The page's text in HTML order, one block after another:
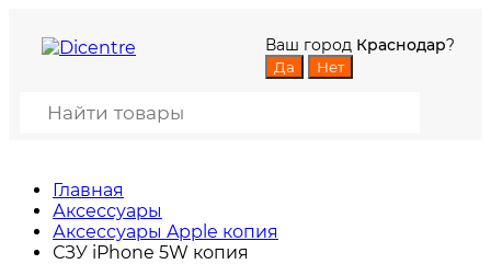
Ваш город Краснодар?
Главная
Аксессуары
Аксессуары Apple копия
СЗУ iPhone 5W копия